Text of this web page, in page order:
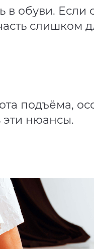
обуви. Если
слишком
подъёма,
эти нюансы.